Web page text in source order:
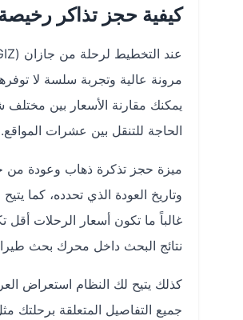
كيفية حجز تذاكر
يمكنك مقارنة الأسعار بين
الحاجة للتنقل بين عشرات المواقع.
ميزة حجز تذكرة ذهاب وعودة من
وتاريخ العودة الذي تحدده، كما
غالباً ما تكون أسعار الرحلات
نتائج البحث داخل محرك بحث
كذلك يتيح لك النظام استعراض
جميع التفاصيل المتعلقة برحلتك